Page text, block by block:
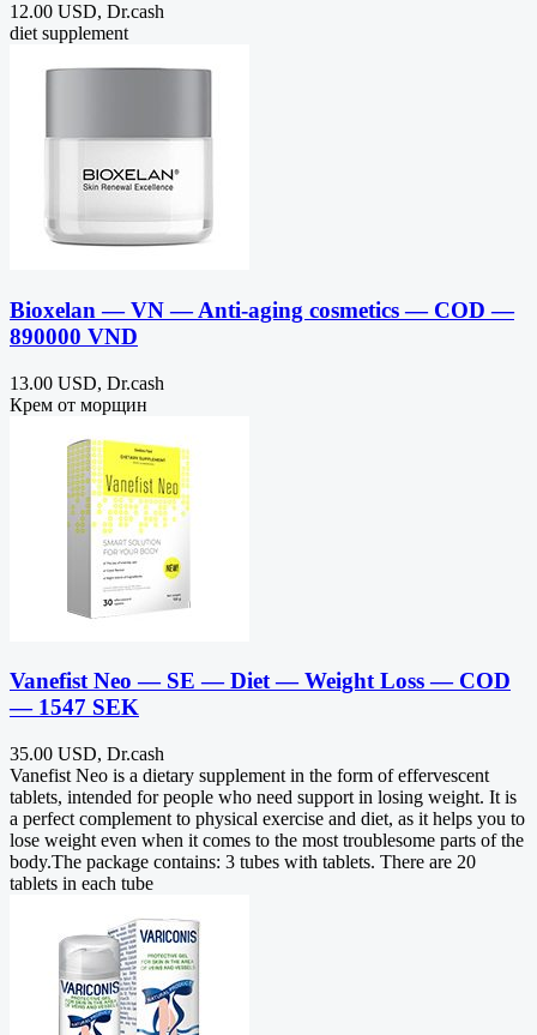
12.00 USD, Dr.cash
diet supplement
Bioxelan — VN — Anti-aging cosmetics — COD —
890000 VND
13.00 USD, Dr.cash
Крем от морщин
Vanefist Neo — SE — Diet — Weight Loss — COD
— 1547 SEK
35.00 USD, Dr.cash
Vanefist Neo is a dietary supplement in the form of effervescent
tablets, intended for people who need support in losing weight. It is
a perfect complement to physical exercise and diet, as it helps you to
lose weight even when it comes to the most troublesome parts of the
body.The package contains: 3 tubes with tablets. There are 20
tablets in each tube